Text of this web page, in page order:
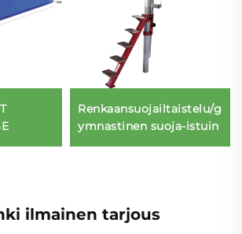
Renkaansuojailtaistelu/g
ymnastinen suoja-istuin
ilmainen tarjous